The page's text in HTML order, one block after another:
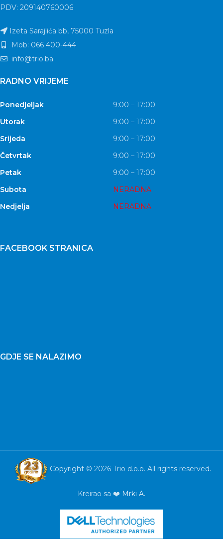
PDV: 209140760006
Izeta Sarajlića bb, 75000 Tuzla
Mob: 066 400-444
info@trio.ba
RADNO VRIJEME
Ponedjeljak
9:00 – 17:00
Utorak
9:00 – 17:00
Srijeda
9:00 – 17:00
Četvrtak
9:00 – 17:00
Petak
9:00 – 17:00
Subota
NERADNA
Nedjelja
NERADNA
FACEBOOK STRANICA
GDJE SE NALAZIMO
Copyright © 2026 Trio d.o.o. All rights reserved.
Kreirao sa ❤️ Mrki A.